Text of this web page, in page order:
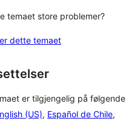
temaet store problemer?
dette temaet
er tilgjengelig på følgende
(US), Español de Chile,